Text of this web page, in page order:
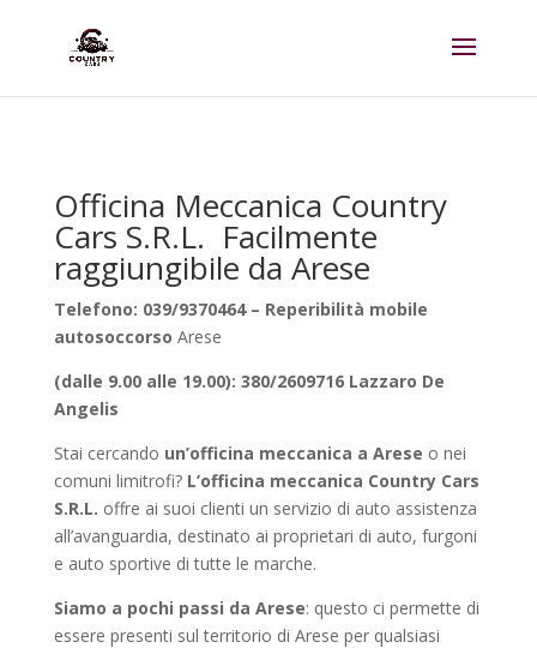
Officina Meccanica Country
Cars S.R.L. Facilmente
raggiungibile da Arese
Telefono: 039/9370464 – Reperibilità mobile
autosoccorso Arese
(dalle 9.00 alle 19.00): 380/2609716 Lazzaro De
Angelis
Stai cercando un’officina meccanica a Arese o nei
comuni limitrofi? L’officina meccanica Country Cars
S.R.L. offre ai suoi clienti un servizio di auto assistenza
all’avanguardia, destinato ai proprietari di auto, furgoni
e auto sportive di tutte le marche.
Siamo a pochi passi da Arese: questo ci permette di
essere presenti sul territorio di Arese per qualsiasi